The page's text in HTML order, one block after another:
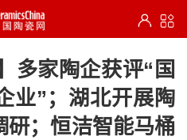
多家陶企获评“国
业”；湖北开展陶
研；恒洁智能马桶